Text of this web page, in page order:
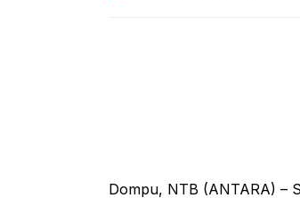
Dompu, NTB (ANTARA) –